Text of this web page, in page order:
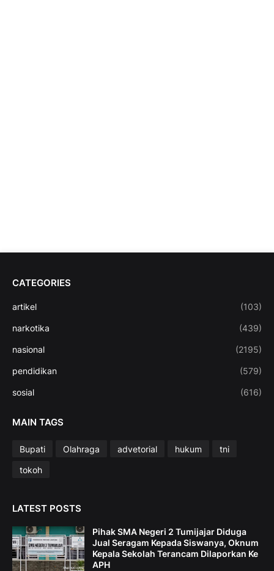
CATEGORIES
artikel (103)
narkotika (439)
nasional (2195)
pendidikan (579)
sosial (616)
MAIN TAGS
Bupati Olahraga advetorial hukum
tni
tokoh
LATEST POSTS
Pihak SMA Negeri 2 Tumijajar Diduga
Jual Seragam Kepada Siswanya, Oknum
Kepala Sekolah Terancam Dilaporkan Ke
APH